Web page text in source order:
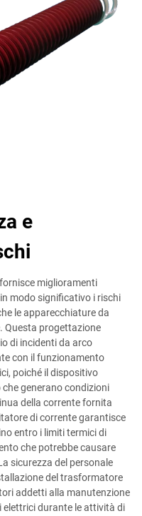
e
miglioramenti
modo significativo i rischi
le apparecchiature da
Questa progettazione
di incidenti da arco
con il funzionamento
poiché il dispositivo
generano condizioni
della corrente fornita
di corrente garantisce
entro i limiti termici di
che potrebbe causare
sicurezza del personale
del trasformatore
addetti alla manutenzione
elettrici durante le attività di